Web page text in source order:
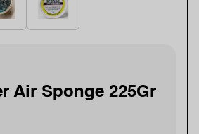
Air Sponge 225Gr